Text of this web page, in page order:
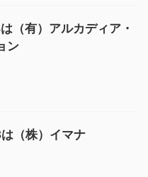
（有）アルカディア・
ン
（株）イマナ